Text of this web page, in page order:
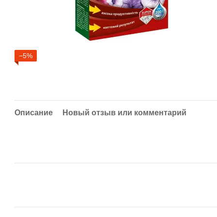
−5%
Описание Новый отзыв или комментарий